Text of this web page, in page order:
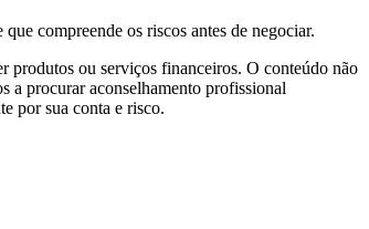
compreende os riscos antes de negociar.
produtos ou serviços financeiros. O conteúdo não
a procurar aconselhamento profissional
por sua conta e risco.